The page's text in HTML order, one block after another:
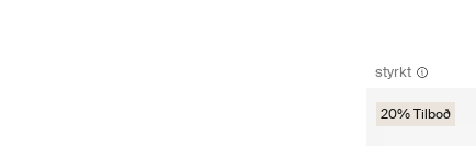
styrkt
20% Tilboð